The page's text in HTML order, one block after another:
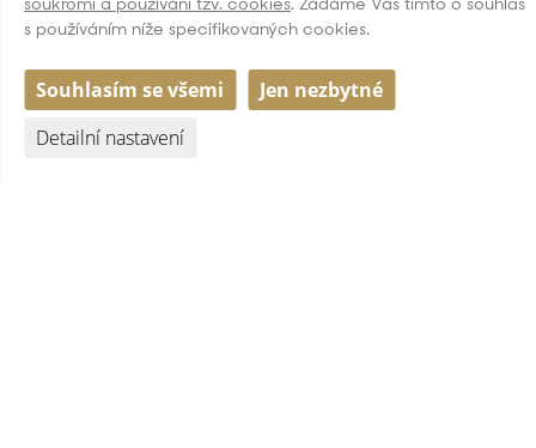
s používáním níže specifikovaných cookies.
Souhlasím se všemi
Jen nezbytné
Detailní nastavení